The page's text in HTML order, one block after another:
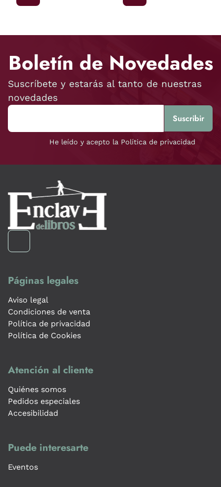
Boletín de Novedades
Suscríbete y estarás al tanto de nuestras
novedades
He leído y acepto la Política de privacidad
Páginas legales
Aviso legal
Condiciones de venta
Política de privacidad
Política de Cookies
Atención al cliente
Quiénes somos
Pedidos especiales
Accesibilidad
Puede interesarte
Eventos